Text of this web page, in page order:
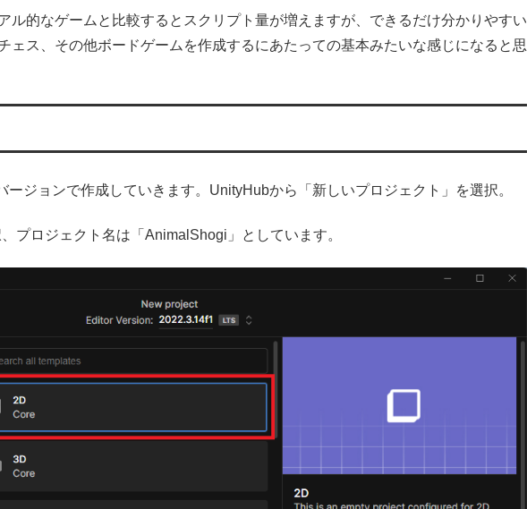
ル的なゲームと比較するとスクリプト量が増えますが、できるだけ分かりやすい
ェス、その他ボードゲームを作成するにあたっての基本みたいな感じになると思
ージョンで作成していきます。UnityHubから「新しいプロジェクト」を選択。
プロジェクト名は「AnimalShogi」としています。